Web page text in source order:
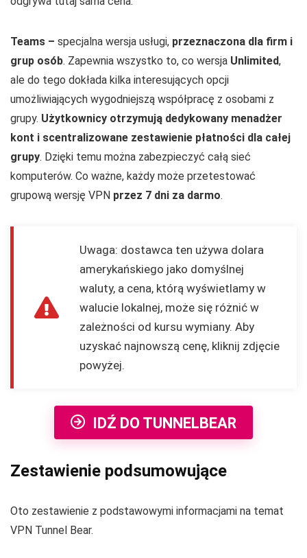
Teams – specjalna wersja usługi, przeznaczona dla firm i
grup osób. Zapewnia wszystko to, co wersja Unlimited,
ale do tego dokłada kilka interesujących opcji
umożliwiających wygodniejszą współpracę z osobami z
grupy. Użytkownicy otrzymują dedykowany menadżer
kont i scentralizowane zestawienie płatności dla całej
grupy. Dzięki temu można zabezpieczyć całą sieć
komputerów. Co ważne, każdy może przetestować
grupową wersję VPN przez 7 dni za darmo.
Uwaga: dostawca ten używa dolara
amerykańskiego jako domyślnej
waluty, a cena, którą wyświetlamy w
walucie lokalnej, może się różnić w
zależności od kursu wymiany. Aby
uzyskać najnowszą cenę, kliknij zdjęcie
powyżej.
IDŹ DO TUNNELBEAR
Zestawienie podsumowujące
Oto zestawienie z podstawowymi informacjami na temat
VPN Tunnel Bear.